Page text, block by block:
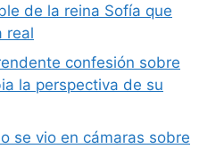
de la reina Sofía que
real
confesión sobre
la perspectiva de su
se vio en cámaras sobre